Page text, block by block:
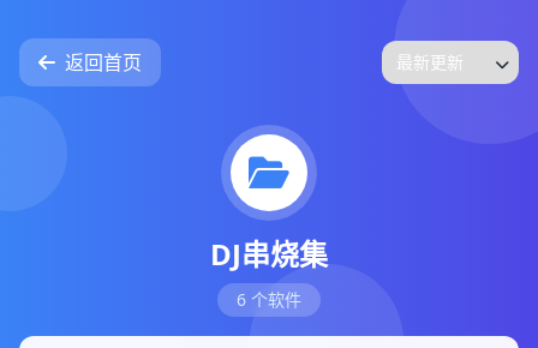
返回首页
DJ串烧集
6 个软件